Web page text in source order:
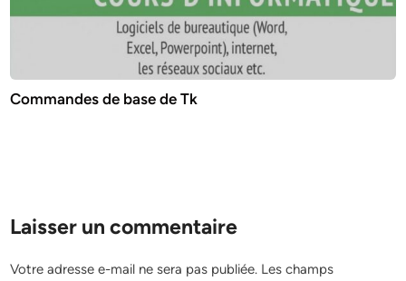
Commandes de base de Tk
Laisser un commentaire
Votre adresse e-mail ne sera pas publiée. Les champs